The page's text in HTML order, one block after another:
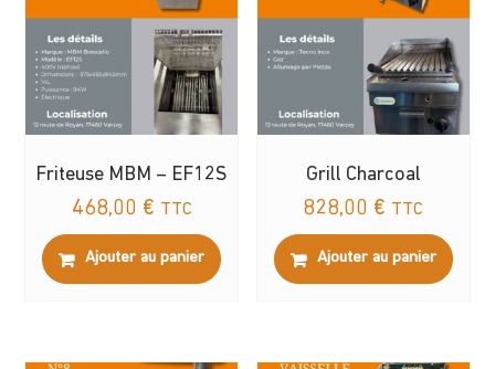
Friteuse MBM – EF12S
468,00 € TTC
Ajouter au panier
Grill Charcoal
828,00 € TTC
Ajouter au panier